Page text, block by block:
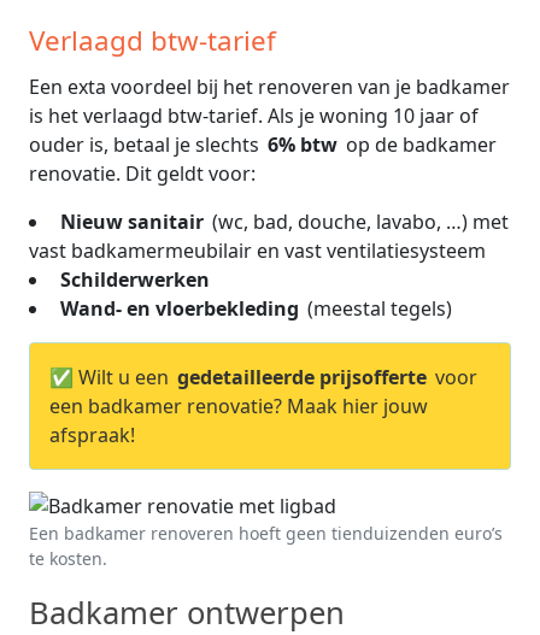
Verlaagd btw-tarief
Een exta voordeel bij het renoveren van je badkamer
is het verlaagd btw-tarief. Als je woning 10 jaar of
ouder is, betaal je slechts 6% btw op de badkamer
renovatie. Dit geldt voor:
Nieuw sanitair (wc, bad, douche, lavabo, …) met
vast badkamermeubilair en vast ventilatiesysteem
Schilderwerken
Wand- en vloerbekleding (meestal tegels)
✅ Wilt u een gedetailleerde prijsofferte voor
een badkamer renovatie? Maak hier jouw
afspraak!
Een badkamer renoveren hoeft geen tienduizenden euro’s
te kosten.
Badkamer ontwerpen